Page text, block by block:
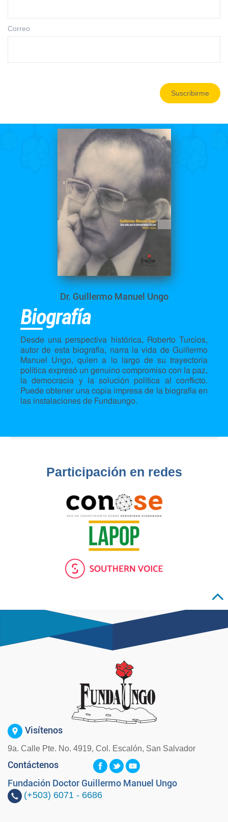
Correo
Suscribirme
Dr. Guillermo Manuel Ungo
Biografía
Desde una perspectiva histórica, Roberto Turcios,
autor de esta biografía, narra la vida de Guillermo
Manuel Ungo, quien a lo largo de su trayectoria
política expresó un genuino compromiso con la paz,
la democracia y la solución política al conflicto.
Puede obtener una copia impresa de la biografía en
las instalaciones de Fundaungo.
Participación en redes
Visítenos
9a. Calle Pte. No. 4919, Col. Escalón, San Salvador
Contáctenos
Fundación Doctor Guillermo Manuel Ungo
(+503) 6071 - 6686